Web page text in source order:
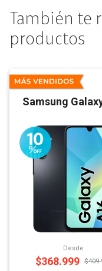
También te
productos
Samsung
Desde
$368.999 $